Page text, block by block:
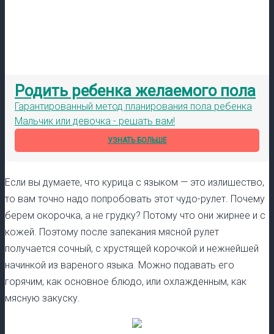
Родить ребенка желаемого пола
Гарантированный метод планирования пола ребенка
Мальчик или девочка - решать вам!
УЗНАТЬ БОЛЬШЕ
Если вы думаете, что курица с языком — это излишество,
то вам точно надо попробовать этот чудо-рулет. Почему
берем окорочка, а не грудку? Потому что они жирнее и с
кожей. Поэтому после запекания мясной рулет
получается сочный, с хрустящей корочкой и нежнейшей
начинкой из вареного языка. Можно подавать его
горячим, как основное блюдо, или охлажденным, как
мясную закуску.